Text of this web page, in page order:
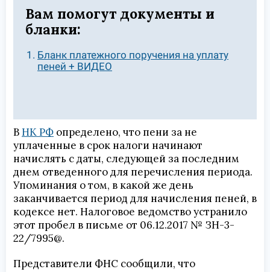
Вам помогут документы и
бланки:
Бланк платежного поручения на уплату
пеней + ВИДЕО
ВНК РФ определено, что пени за не
уплаченные в срок налоги начинают
начислять с даты, следующей за последним
днем отведенного для перечисления периода.
Упоминания о том, в какой же день
заканчивается период для начисления пеней, в
кодексе нет. Налоговое ведомство устранило
этот пробел в письме от 06.12.2017 № ЗН-3-
22/7995@.
Представители ФНС сообщили, что